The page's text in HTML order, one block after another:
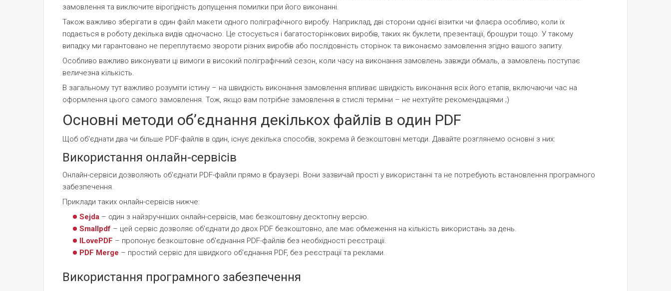
замовлення та виключите вірогідність допущення помилки при його виконанні.
Також важливо зберігати в один файл макети одного поліграфічного виробу. Наприклад, дві сторони однієї візитки чи флаєра особливо, коли їх
подається в роботу декілька видів одночасно. Це стосується і багатосторінкових виробів, таких як буклети, презентації, брошури тощо. У такому
випадку ми гарантовано не переплутаємо звороти різних виробів або послідовність сторінок та виконаємо замовлення згідно вашого запиту.
Особливо важливо виконувати ці вимоги в високий поліграфічний сезон, коли часу на виконання замовлень завжди обмаль, а замовлень поступає
величезна кількість.
В загальному тут важливо розуміти істину – на швидкість виконання замовлення впливає швидкість виконання всіх його етапів, включаючи час на
оформлення цього самого замовлення. Тож, якщо вам потрібне замовлення в стислі терміни – не нехтуйте рекомендаціями ;)
Основні методи обʼєднання декількох файлів в один PDF
Щоб об'єднати два чи більше PDF-файлів в один, існує декілька способів, зокрема й безкоштовні методи. Давайте розглянемо основні з них:
Використання онлайн-сервісів
Онлайн-сервіси дозволяють об'єднати PDF-файли прямо в браузері. Вони зазвичай прості у використанні та не потребують встановлення програмного
забезпечення.
Приклади таких онлайн-сервісів нижче:
Sejda – один з найзручніших онлайн-сервісів, має безкоштовну десктопну версію.
Smallpdf – цей сервіс дозволяє об'єднати до двох PDF безкоштовно, але має обмеження на кількість використань за день.
ILovePDF – пропонує безкоштовне об'єднання PDF-файлів без необхідності реєстрації.
PDF Merge – простий сервіс для швидкого об'єднання PDF, без реєстрації та реклами.
Використання програмного забезпечення